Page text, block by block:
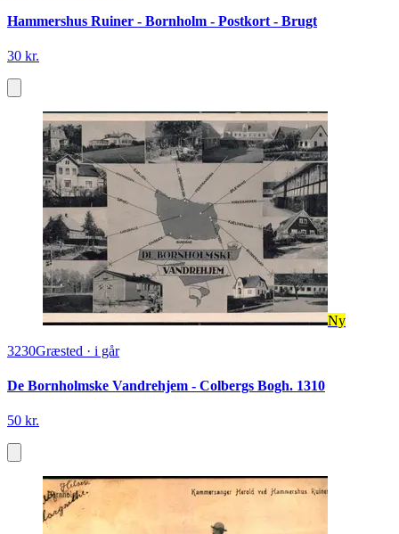
Hammershus Ruiner - Bornholm - Postkort - Brugt
30 kr.
Ny
3230Græsted · i går
De Bornholmske Vandrehjem - Colbergs Bogh. 1310
50 kr.